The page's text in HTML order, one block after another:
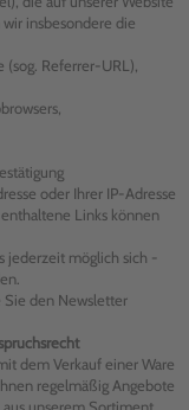
insbesondere die
(sog. Referrer-URL),
oder Ihrer IP-Adresse
Links können
jederzeit möglich sich -
Sie den Newsletter
dem Verkauf einer Ware
regelmäßig Angebote